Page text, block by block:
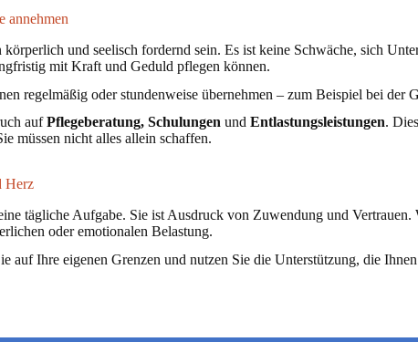
annehmen
und seelisch fordernd sein. Es ist keine Schwäche, sich
mit Kraft und Geduld pflegen können.
regelmäßig oder stundenweise übernehmen – zum Beispiel bei der
aufPflegeberatung, Schulungen und Entlastungsleistungen.
müssen nicht alles allein schaffen.
Herz
tägliche Aufgabe. Sie ist Ausdruck von Zuwendung und
oder emotionalen Belastung.
auf Ihre eigenen Grenzen und nutzen Sie die Unterstützung, die